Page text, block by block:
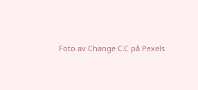
Foto av Change C.Cpå Pexels